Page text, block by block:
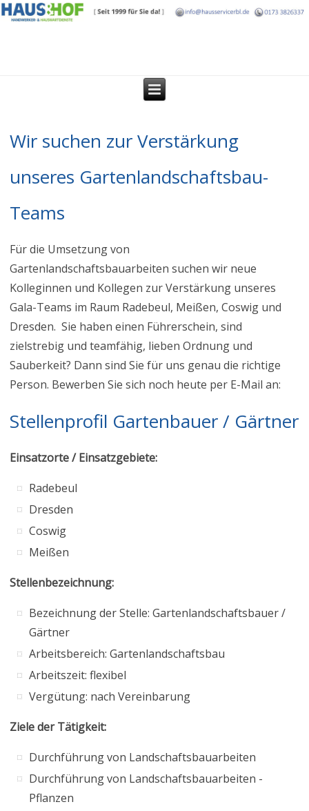
Wir suchen zur Verstärkung
unseres Gartenlandschaftsbau-
Teams
Für die Umsetzung von
Gartenlandschaftsbauarbeiten suchen wir neue
Kolleginnen und Kollegen zur Verstärkung unseres
Gala-Teams im Raum Radebeul, Meißen, Coswig und
Dresden. Sie haben einen Führerschein, sind
zielstrebig und teamfähig, lieben Ordnung und
Sauberkeit? Dann sind Sie für uns genau die richtige
Person. Bewerben Sie sich noch heute per E-Mail an:
Stellenprofil Gartenbauer / Gärtner
Einsatzorte / Einsatzgebiete:
Radebeul
Dresden
Coswig
Meißen
Stellenbezeichnung:
Bezeichnung der Stelle: Gartenlandschaftsbauer /
Gärtner
Arbeitsbereich: Gartenlandschaftsbau
Arbeitszeit: flexibel
Vergütung: nach Vereinbarung
Ziele der Tätigkeit:
Durchführung von Landschaftsbauarbeiten
Durchführung von Landschaftsbauarbeiten -
Pflanzen